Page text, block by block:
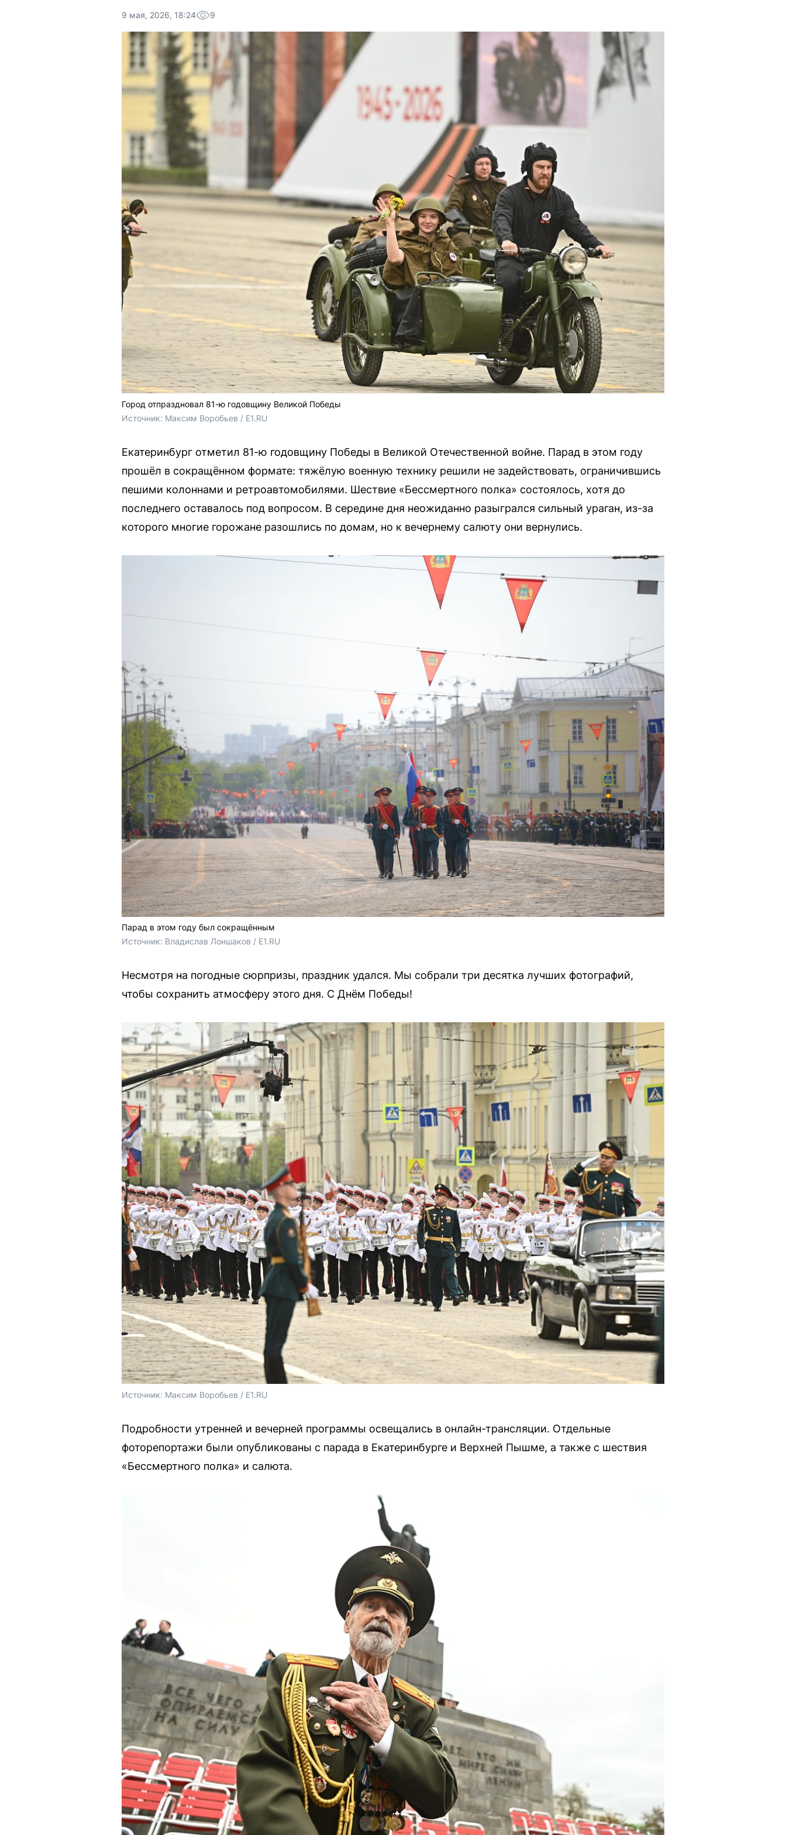
9 мая, 2026, 18:24 9
Город отпраздновал 81-ю годовщину Великой Победы
Источник: Максим Воробьев / E1.RU
Екатеринбург отметил 81-ю годовщину Победы в Великой Отечественной войне. Парад в этом году
прошёл в сокращённом формате: тяжёлую военную технику решили не задействовать, ограничившись
пешими колоннами и ретроавтомобилями. Шествие «Бессмертного полка» состоялось, хотя до
последнего оставалось под вопросом. В середине дня неожиданно разыгрался сильный ураган, из-за
которого многие горожане разошлись по домам, но к вечернему салюту они вернулись.
Парад в этом году был сокращённым
Источник: Владислав Лоншаков / E1.RU
Несмотря на погодные сюрпризы, праздник удался. Мы собрали три десятка лучших фотографий,
чтобы сохранить атмосферу этого дня. С Днём Победы!
Источник: Максим Воробьев / E1.RU
Подробности утренней и вечерней программы освещались в онлайн-трансляции. Отдельные
фоторепортажи были опубликованы с парада в Екатеринбурге и Верхней Пышме, а также с шествия
«Бессмертного полка» и салюта.